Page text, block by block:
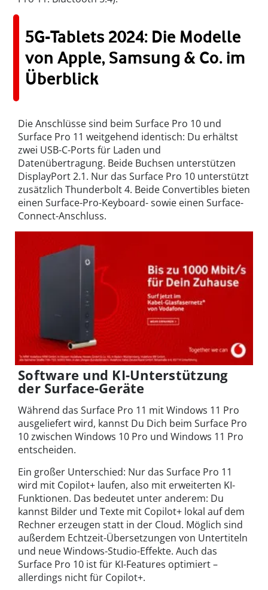
5G-Tablets 2024: Die Modelle
von Apple, Samsung & Co. im
Überblick
Die Anschlüsse sind beim Surface Pro 10 und
Surface Pro 11 weitgehend identisch: Du erhältst
zwei USB-C-Ports für Laden und
Datenübertragung. Beide Buchsen unterstützen
DisplayPort 2.1. Nur das Surface Pro 10 unterstützt
zusätzlich Thunderbolt 4. Beide Convertibles bieten
einen Surface-Pro-Keyboard- sowie einen Surface-
Connect-Anschluss.
Software und KI-Unterstützung
der Surface-Geräte
Während das Surface Pro 11 mit Windows 11 Pro
ausgeliefert wird, kannst Du Dich beim Surface Pro
10 zwischen Windows 10 Pro und Windows 11 Pro
entscheiden.
Ein großer Unterschied: Nur das Surface Pro 11
wird mit Copilot+ laufen, also mit erweiterten KI-
Funktionen. Das bedeutet unter anderem: Du
kannst Bilder und Texte mit Copilot+ lokal auf dem
Rechner erzeugen statt in der Cloud. Möglich sind
außerdem Echtzeit-Übersetzungen von Untertiteln
und neue Windows-Studio-Effekte. Auch das
Surface Pro 10 ist für KI-Features optimiert –
allerdings nicht für Copilot+.